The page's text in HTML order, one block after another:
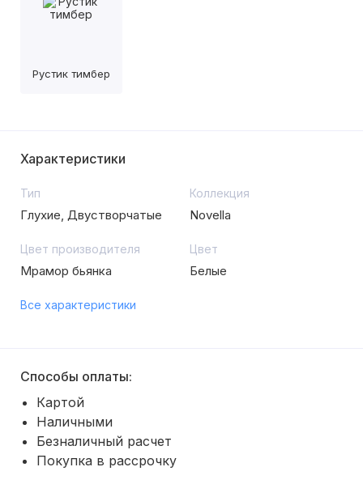
Рустик тимбер
Характеристики
Тип
Глухие, Двустворчатые
Коллекция
Novella
Цвет производителя
Мрамор бьянка
Цвет
Белые
Все характеристики
Способы оплаты:
Картой
Наличными
Безналичный расчет
Покупка в рассрочку